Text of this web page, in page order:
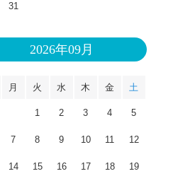
31
2026年09月
月 火 水 木 金 土
1 2 3 4 5
7 8 9 10 11 12
14 15 16 17 18 19